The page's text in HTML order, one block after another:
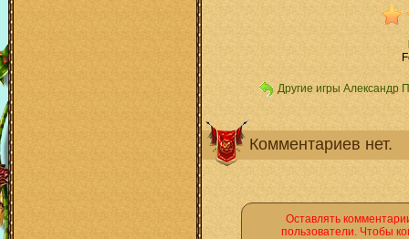
Другие игры Александр
Комментариев нет.
Оставлять
пользователи. Чтобы